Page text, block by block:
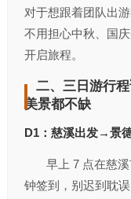
对于想跟着团队出
不用担心中秋、国
开启旅程。
二、三日游行
美景都不缺
D1：慈溪出发→景
早上 7 点在慈溪
钟签到，别迟到耽